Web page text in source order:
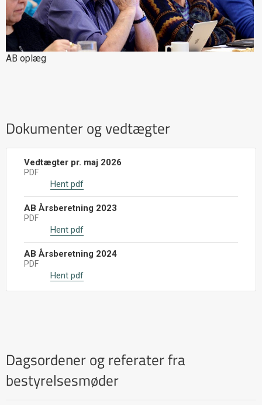
AB oplæg
Dokumenter og vedtægter
Vedtægter pr. maj 2026
PDF
Hent pdf
AB Årsberetning 2023
PDF
Hent pdf
AB Årsberetning 2024
PDF
Hent pdf
Dagsordener og referater fra
bestyrelsesmøder